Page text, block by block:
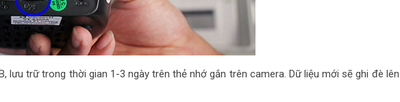
lưu trữ trong thời gian 1-3 ngày trên thẻ nhớ gắn trên camera. Dữ liệu mới sẽ ghi đè